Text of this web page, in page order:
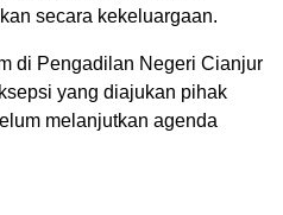
secara kekeluargaan.
di Pengadilan Negeri Cianjur
yang diajukan pihak
melanjutkan agenda